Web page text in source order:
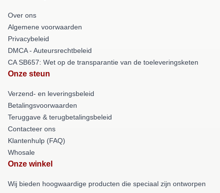
Over ons
Algemene voorwaarden
Privacybeleid
DMCA - Auteursrechtbeleid
CA SB657: Wet op de transparantie van de toeleveringsketen
Onze steun
Verzend- en leveringsbeleid
Betalingsvoorwaarden
Teruggave & terugbetalingsbeleid
Contacteer ons
Klantenhulp (FAQ)
Whosale
Onze winkel
Wij bieden hoogwaardige producten die speciaal zijn ontworpen